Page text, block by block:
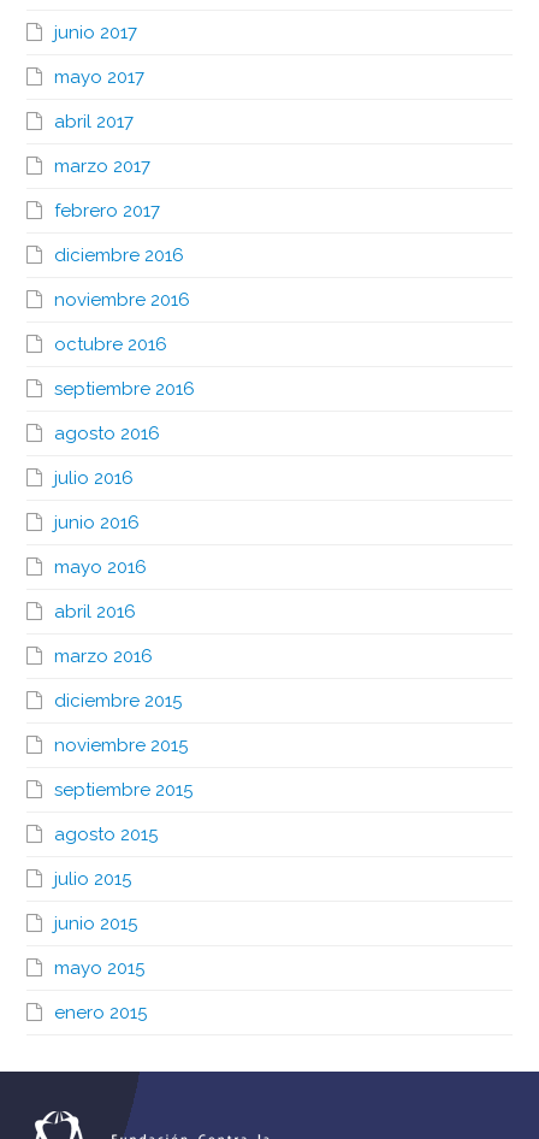
junio 2017
mayo 2017
abril 2017
marzo 2017
febrero 2017
diciembre 2016
noviembre 2016
octubre 2016
septiembre 2016
agosto 2016
julio 2016
junio 2016
mayo 2016
abril 2016
marzo 2016
diciembre 2015
noviembre 2015
septiembre 2015
agosto 2015
julio 2015
junio 2015
mayo 2015
enero 2015